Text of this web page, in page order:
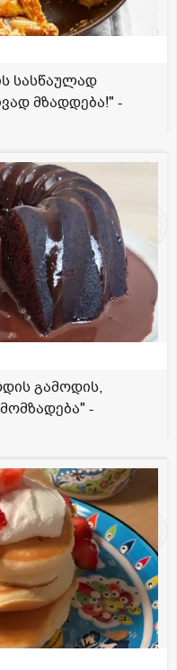
სასწაულად
მზადდება!" -
გამოდის,
-